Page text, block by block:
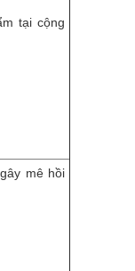
tại cộng
mê hồi